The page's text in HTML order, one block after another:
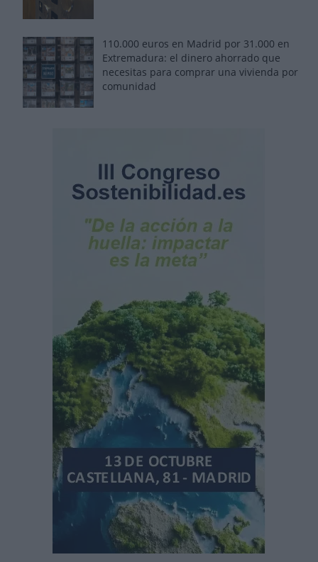
110.000 euros en Madrid por 31.000 en
Extremadura: el dinero ahorrado que
necesitas para comprar una vivienda por
comunidad